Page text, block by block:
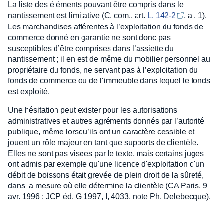
La liste des éléments pouvant être compris dans le
nantissement est limitative (C. com., art. L. 142-2
, al. 1).
Les marchandises afférentes à l’exploitation du fonds de
commerce donné en garantie ne sont donc pas
susceptibles d’être comprises dans l’assiette du
nantissement ; il en est de même du mobilier personnel au
propriétaire du fonds, ne servant pas à l’exploitation du
fonds de commerce ou de l’immeuble dans lequel le fonds
est exploité.
Une hésitation peut exister pour les autorisations
administratives et autres agréments donnés par l’autorité
publique, même lorsqu’ils ont un caractère cessible et
jouent un rôle majeur en tant que supports de clientèle.
Elles ne sont pas visées par le texte, mais certains juges
ont admis par exemple qu'une licence d'exploitation d'un
débit de boissons était grevée de plein droit de la sûreté,
dans la mesure où elle détermine la clientèle (CA Paris, 9
avr. 1996 : JCP éd. G 1997, I, 4033, note Ph. Delebecque).